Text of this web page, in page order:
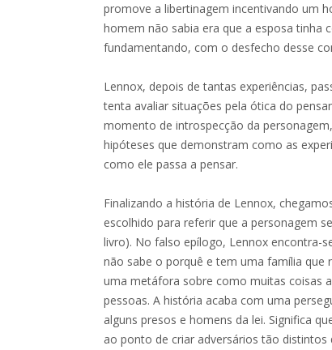
promove a libertinagem incentivando um
homem não sabia era que a esposa tinha
fundamentando, com o desfecho desse
Lennox, depois de tantas experiências,
tenta avaliar situações pela ótica do
momento de introspecção da
hipóteses que demonstram como as
como ele passa a pensar.
Finalizando a história de Lennox,
escolhido para referir que a personagem
livro). No falso epílogo, Lennox encontra-
não sabe o porquê e tem uma família
uma metáfora sobre como muitas coisas
pessoas. A história acaba com uma
alguns presos e homens da lei. Significa
ao ponto de criar adversários tão